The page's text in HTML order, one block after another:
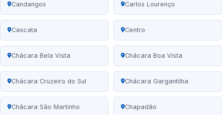
Candangos Carlos Lourenço
Cascata Centro
Chácara Bela Vista Chácara Boa Vista
Chácara Cruzeiro do Sul Chácara Gargantilha
Chácara São Martinho Chapadão